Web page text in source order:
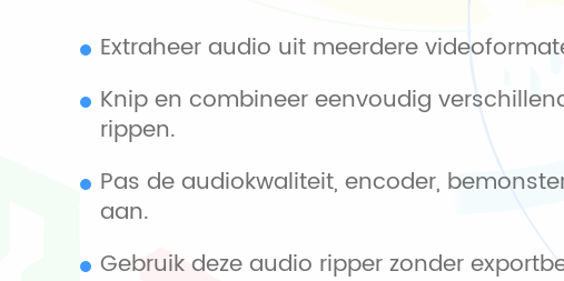
Extraheer audio uit meerdere
Knip en combineer eenvoudig
rippen.
Pas de audiokwaliteit, encoder,
aan.
Gebruik deze audio ripper zonder